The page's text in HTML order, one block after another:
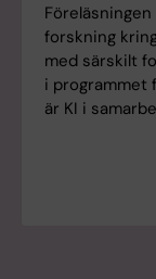
forskning
med särskilt
i programmet
är KI i